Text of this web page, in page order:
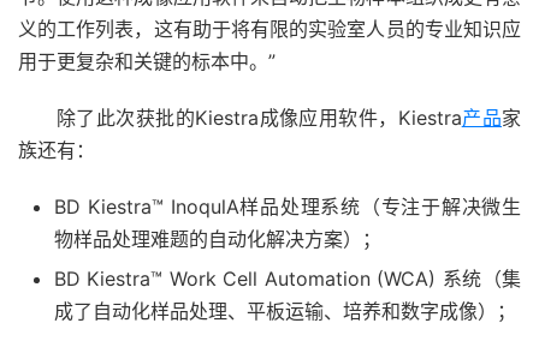
义的工作列表，这有助于将有限的实验室人员的专业知识应
用于更复杂和关键的标本中。”
除了此次获批的Kiestra成像应用软件， Kiestra产品家
族还有 ：
BD Kiestra™ InoqulA样品处理系统（专注于解决微生
物样品处理难题的自动化解决方案）；
BD Kiestra™ Work Cell Automation (WCA) 系统（集
成了自动化样品处理、平板运输、培养和数字成像）；